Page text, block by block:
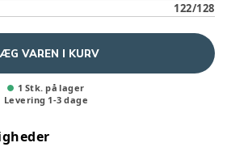
122/128
VAREN I KURV
1 Stk. på lager
Levering 1-3 dage